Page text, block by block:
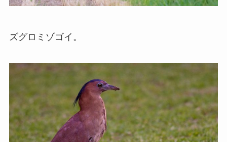
ズグロミゾゴイ。